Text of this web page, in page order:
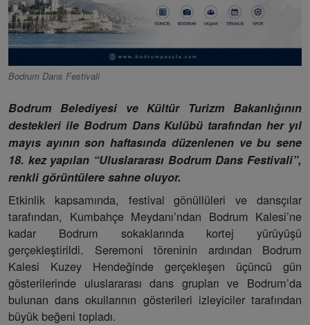
Bodrum Dans Festivali
Bodrum Belediyesi ve Kültür Turizm Bakanlığının
destekleri ile Bodrum Dans Kulübü tarafından her yıl
mayıs ayının son haftasında düzenlenen ve bu sene
18. kez yapılan “Uluslararası Bodrum Dans Festivali”,
renkli görüntülere sahne oluyor.
Etkinlik kapsamında, festival gönüllüleri ve dansçılar
tarafından, Kumbahçe Meydanı’ndan Bodrum Kalesi’ne
kadar Bodrum sokaklarında kortej yürüyüşü
gerçekleştirildi. Seremoni töreninin ardından Bodrum
Kalesi Kuzey Hendeğinde gerçekleşen üçüncü gün
gösterilerinde uluslararası dans grupları ve Bodrum’da
bulunan dans okullarının gösterileri izleyiciler tarafından
büyük beğeni topladı.